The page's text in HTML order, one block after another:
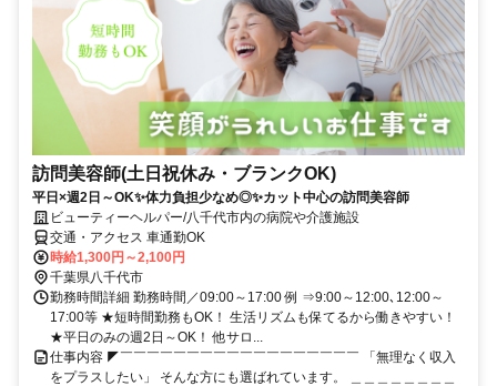
訪問美容師(土日祝休み・ブランクOK)
平日×週2日～OK✨体力負担少なめ◎✨カット中心の訪問美容師
ビューティーヘルパー/八千代市内の病院や介護施設
交通・アクセス 車通勤OK
時給1,300円～2,100円
千葉県八千代市
勤務時間詳細 勤務時間／09:00～17:00 例 ⇒9:00～12:00､12:00～
17:00等 ★短時間勤務もOK！ 生活リズムも保てるから働きやすい！
★平日のみの週2日～OK！ 他サロ...
仕事内容 ◤￣￣￣￣￣￣￣￣￣￣￣￣￣￣￣￣￣￣ 「無理なく収入
をプラスしたい」 そんな方にも選ばれています。 ＿＿＿＿＿＿＿＿